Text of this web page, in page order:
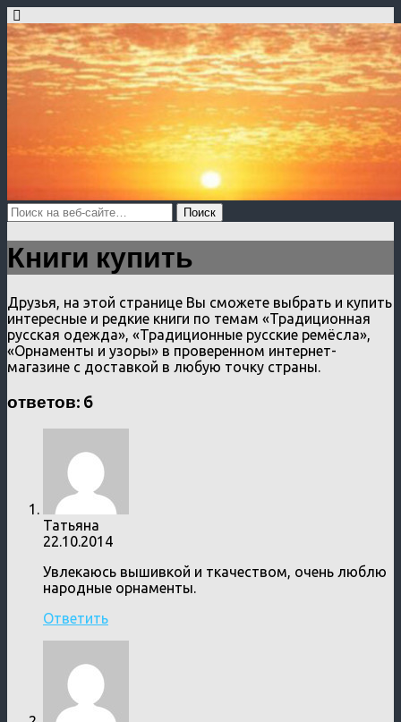
Книги купить
Друзья, на этой странице Вы сможете выбрать и купить
интересные и редкие книги по темам «Традиционная
русская одежда», «Традиционные русские ремёсла»,
«Орнаменты и узоры» в проверенном интернет-
магазине с доставкой в любую точку страны.
ответов: 6
Татьяна
22.10.2014
Увлекаюсь вышивкой и ткачеством, очень люблю
народные орнаменты.
Ответить